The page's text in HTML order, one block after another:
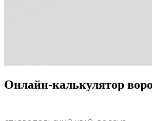
Онлайн-калькулятор